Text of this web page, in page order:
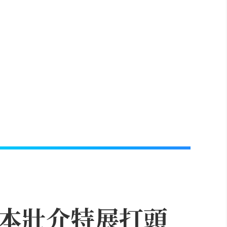
壯介特展打頭